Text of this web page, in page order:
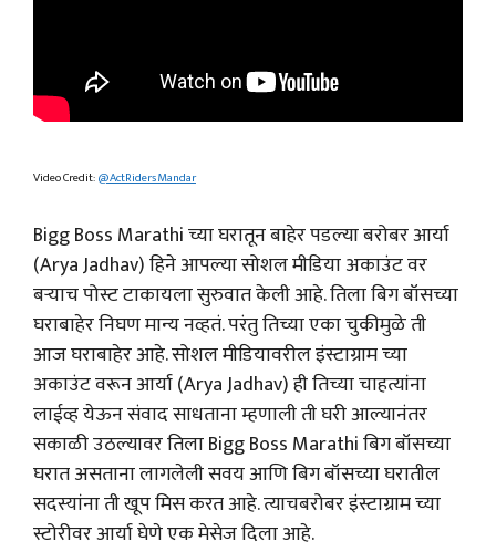
Video Credit:@ActRidersMandar
Bigg Boss Marathi च्या घरातून बाहेर पडल्या बरोबर आर्या
(Arya Jadhav) हिने आपल्या सोशल मीडिया अकाउंट वर
बऱ्याच पोस्ट टाकायला सुरुवात केली आहे. तिला बिग बॉसच्या
घराबाहेर निघण मान्य नव्हतं. परंतु तिच्या एका चुकीमुळे ती
आज घराबाहेर आहे. सोशल मीडियावरील इंस्टाग्राम च्या
अकाउंट वरून आर्या (Arya Jadhav) ही तिच्या चाहत्यांना
लाईव्ह येऊन संवाद साधताना म्हणाली ती घरी आल्यानंतर
सकाळी उठल्यावर तिला Bigg Boss Marathi बिग बॉसच्या
घरात असताना लागलेली सवय आणि बिग बॉसच्या घरातील
सदस्यांना ती खूप मिस करत आहे. त्याचबरोबर इंस्टाग्राम च्या
स्टोरीवर आर्या घेणे एक मेसेज दिला आहे.